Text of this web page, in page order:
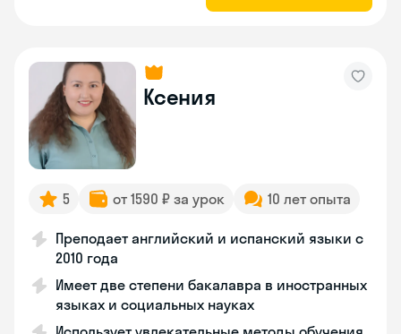
Ксения
5 от 1590 ₽ за урок 10 лет опыта
Преподает английский и испанский языки с
2010 года
Имеет две степени бакалавра в иностранных
языках и социальных науках